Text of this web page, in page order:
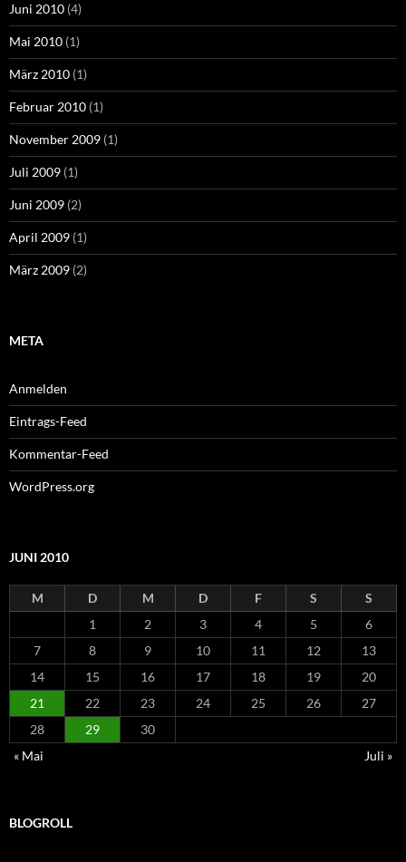
Juni 2010 (4)
Mai 2010 (1)
März 2010 (1)
Februar 2010 (1)
November 2009 (1)
Juli 2009 (1)
Juni 2009 (2)
April 2009 (1)
März 2009 (2)
META
Anmelden
Eintrags-Feed
Kommentar-Feed
WordPress.org
JUNI 2010
M D M D F S
S
1
2 3 4 5
6
7
8 9 10 11 12
13
14
15 16 17 18 19
20
21
22 23 24 25 26
27
28
29
30
« Mai
Juli »
BLOGROLL